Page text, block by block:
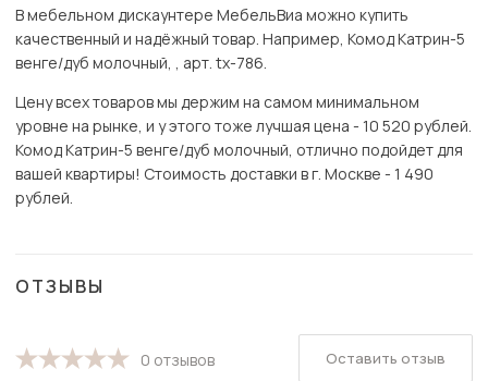
В мебельном дискаунтере МебельВиа можно купить
качественный и надёжный товар. Например, Комод Катрин-5
венге/дуб молочный, , арт. tx-786.
Цену всех товаров мы держим на самом минимальном
уровне на рынке, и у этого тоже лучшая цена - 10 520 рублей.
Комод Катрин-5 венге/дуб молочный, отлично подойдет для
вашей квартиры! Стоимость доставки в г. Москве - 1 490
рублей.
ОТЗЫВЫ
0 отзывов Оставить отзыв